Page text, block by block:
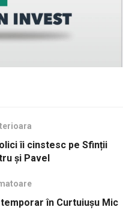
îi cinstesc pe Sfinții
şi Pavel
în Curtuiușu Mic